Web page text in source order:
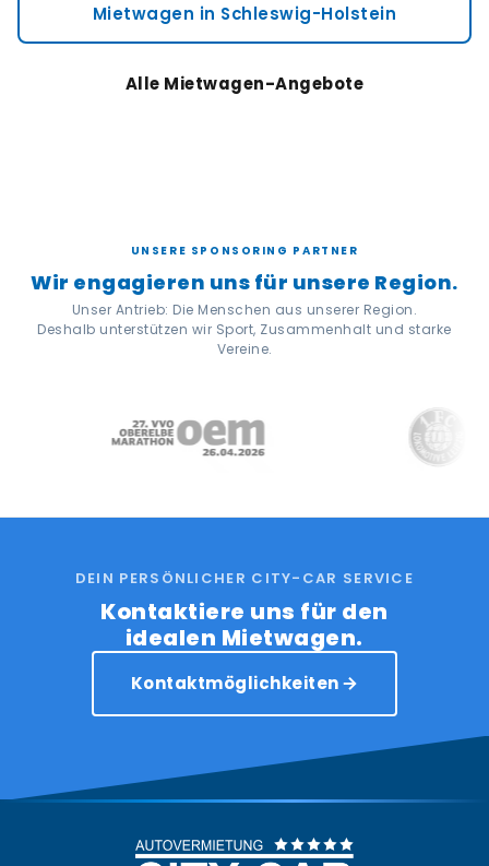
Mietwagen in Schleswig-Holstein
Alle Mietwagen-Angebote
UNSERE SPONSORING PARTNER
Wir engagieren uns für unsere Region.
Unser Antrieb: Die Menschen aus unserer Region.
Deshalb unterstützen wir Sport, Zusammenhalt und starke
Vereine.
DEIN PERSÖNLICHER CITY-CAR SERVICE
Kontaktiere uns für den
idealen Mietwagen.
Kontaktmöglichkeiten